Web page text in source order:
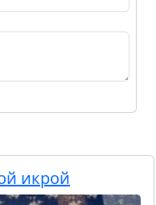
икрой